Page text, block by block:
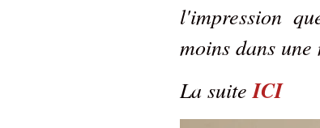
l'impression
moins dans
La suiteICI